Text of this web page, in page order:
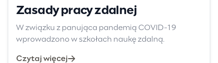
Zasady pracy zdalnej
W związku z panująca pandemią COVID-19
wprowadzono w szkołach naukę zdalną.
Czytaj więcej